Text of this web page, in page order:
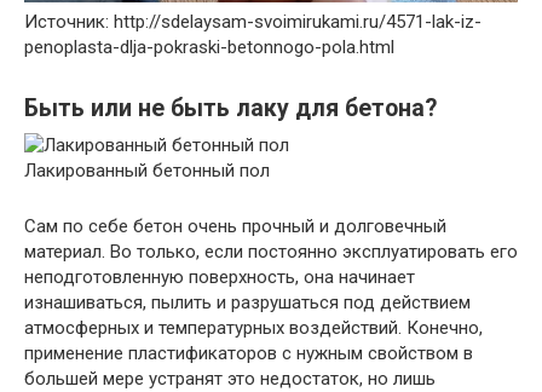
Источник: http://sdelaysam-svoimirukami.ru/4571-lak-iz-
penoplasta-dlja-pokraski-betonnogo-pola.html
Быть или не быть лаку для бетона?
Лакированный бетонный пол
Сам по себе бетон очень прочный и долговечный
материал. Во только, если постоянно эксплуатировать его
неподготовленную поверхность, она начинает
изнашиваться, пылить и разрушаться под действием
атмосферных и температурных воздействий. Конечно,
применение пластификаторов с нужным свойством в
большей мере устранят это недостаток, но лишь